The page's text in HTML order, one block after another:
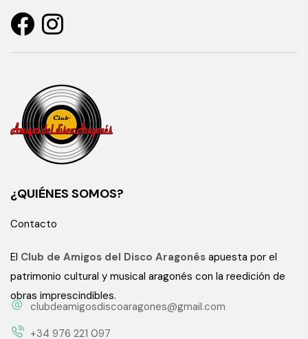
¿QUIÉNES SOMOS?
Contacto
El Club de Amigos del Disco Aragonés apuesta por el
patrimonio cultural y musical aragonés con la reedición de
obras imprescindibles.
clubdeamigosdiscoaragones@gmail.com
+34 976 221 097